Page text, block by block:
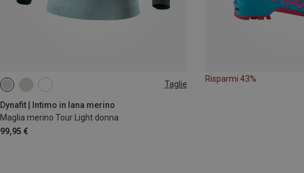
Taglie
Dynafit | Intimo in lana merino
Maglia merino Tour Light donna
99,95 €
XS
Risparmi 43%